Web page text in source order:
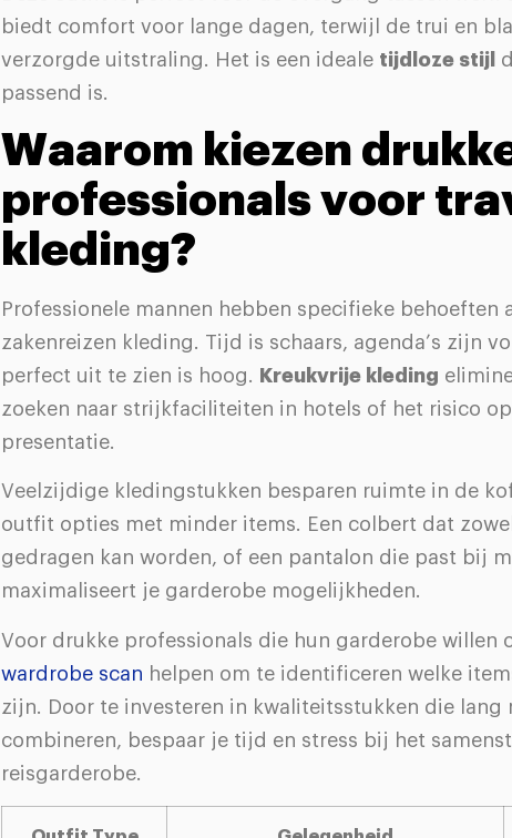
biedt comfort voor lange dagen, terwijl de trui en
verzorgde uitstraling. Het is een ideale tijdloze stijl
passend is.
Waarom kiezen
professionals voor
kleding?
Professionele mannen hebben specifieke behoeften
zakenreizen kleding. Tijd is schaars, agenda’s zijn
perfect uit te zien is hoog.
Kreukvrije kleding
zoeken naar strijkfaciliteiten in hotels of het risico
presentatie.
Veelzijdige kledingstukken besparen ruimte in de
outfit opties met minder items. Een colbert dat
gedragen kan worden, of een pantalon die past bij
maximaliseert je garderobe mogelijkheden.
Voor drukke professionals die hun garderobe willen
wardrobe scan helpen om te identificeren welke
zijn. Door te investeren in kwaliteitsstukken die lang
combineren, bespaar je tijd en stress bij het
reisgarderobe.